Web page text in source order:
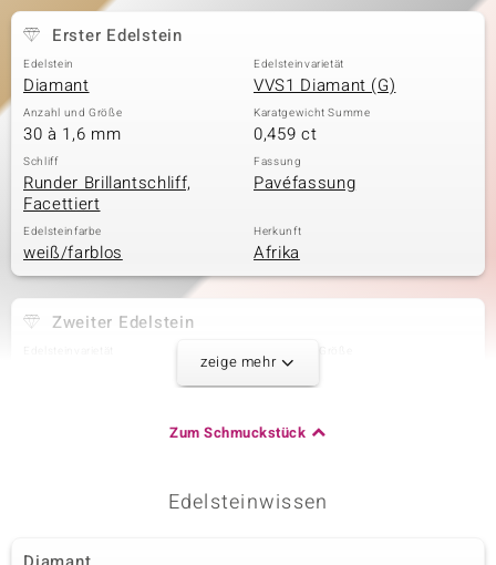
Classics
Erster Edelstein
Edelstein
Diamant
Edelsteinvarietät
VVS1 Diamant (G)
Anzahl und Größe
30 à 1,6 mm
Karatgewicht Summe
0,459 ct
Schliff
Runder Brillantschliff,
Facettiert
Fassung
Pavéfassung
Edelsteinfarbe
weiß/farblos
Herkunft
Afrika
Zweiter Edelstein
60 à 1,5 mm
Runder Brillantschliff
zeige mehr
Zum Schmuckstück
Edelsteinwissen